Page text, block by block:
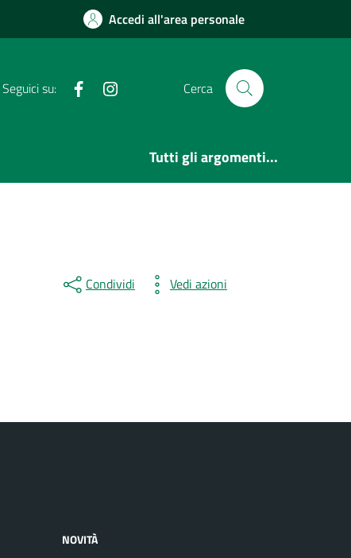
Accedi all'area personale
Seguici su: Facebook Cerca
Tutti gli argomenti...
Condividi Vedi azioni
NOVITÀ